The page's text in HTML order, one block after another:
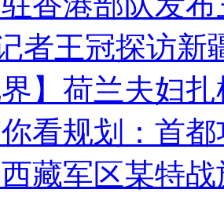
者王冠探访新
界】荷兰夫妇
看规划：首
藏军区某特